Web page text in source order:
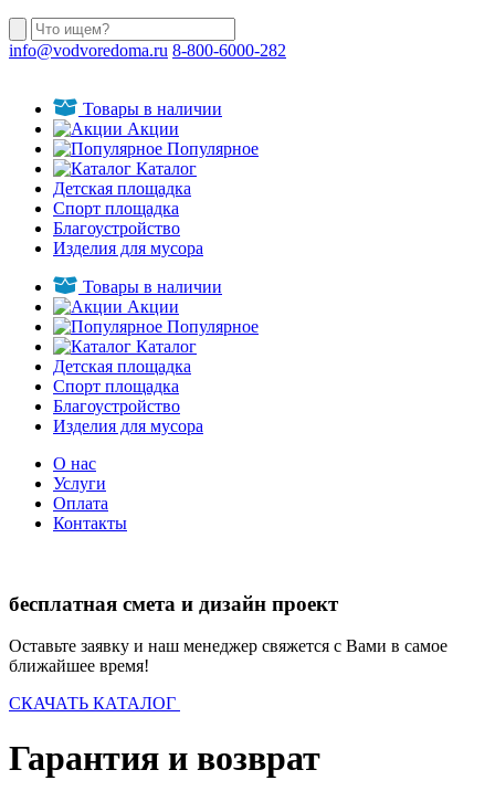
info@vodvoredoma.ru 8-800-6000-282
Товары в наличии
Акции
Популярное
Каталог
Детская площадка
Спорт площадка
Благоустройство
Изделия для мусора
Товары в наличии
Акции
Популярное
Каталог
Детская площадка
Спорт площадка
Благоустройство
Изделия для мусора
О нас
Услуги
Оплата
Контакты
бесплатная смета и дизайн проект
Оставьте заявку и наш менеджер свяжется с Вами в самое
ближайшее время!
СКАЧАТЬ КАТАЛОГ
Гарантия и возврат